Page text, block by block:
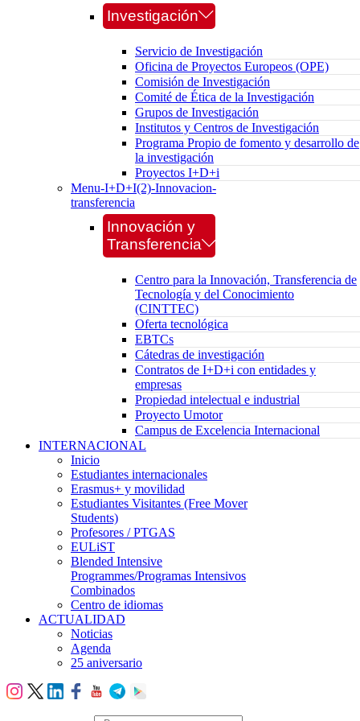
Investigación
Servicio de Investigación
Oficina de Proyectos Europeos (OPE)
Comisión de Investigación
Comité de Ética de la Investigación
Grupos de Investigación
Institutos y Centros de Investigación
Programa Propio de fomento y desarrollo de
la investigación
Proyectos I+D+i
Menu-I+D+I(2)-Innovacion-
transferencia
Innovación y
Transferencia
Centro para la Innovación, Transferencia de
Tecnología y del Conocimiento
(CINTTEC)
Oferta tecnológica
EBTCs
Cátedras de investigación
Contratos de I+D+i con entidades y
empresas
Propiedad intelectual e industrial
Proyecto Umotor
Campus de Excelencia Internacional
INTERNACIONAL
Inicio
Estudiantes internacionales
Erasmus+ y movilidad
Estudiantes Visitantes (Free Mover
Students)
Profesores / PTGAS
EULiST
Blended Intensive
Programmes/Programas Intensivos
Combinados
Centro de idiomas
ACTUALIDAD
Noticias
Agenda
25 aniversario